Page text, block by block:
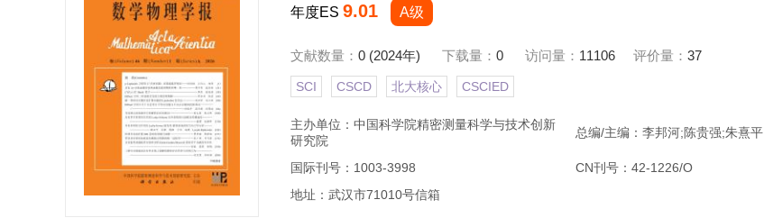
年度ES 9.01 A级
文献数量： 0 (2024年) 下载量： 0 访问量： 11106 评价量： 37
SCI CSCD 北大核心 CSCIED
主办单位：中国科学院精密测量科学与技术创新
研究院
总编/主编：李邦河;陈贵强;朱熹平
国际刊号：1003-3998 CN刊号：42-1226/O
地址：武汉市71010号信箱